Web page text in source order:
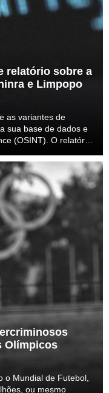
relatório sobre a
e Limpopo
as variantes de
sua base de dados e
(OSINT). O relatório
rans...
Olímpicos
o Mundial de Futebol,
ou mesmo